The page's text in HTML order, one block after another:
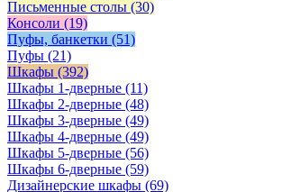
Письменные столы (30)
Консоли (19)
Пуфы, банкетки (51)
Пуфы (21)
Шкафы (392)
Шкафы 1-дверные (11)
Шкафы 2-дверные (48)
Шкафы 3-дверные (49)
Шкафы 4-дверные (49)
Шкафы 5-дверные (56)
Шкафы 6-дверные (59)
Дизайнерские шкафы (69)